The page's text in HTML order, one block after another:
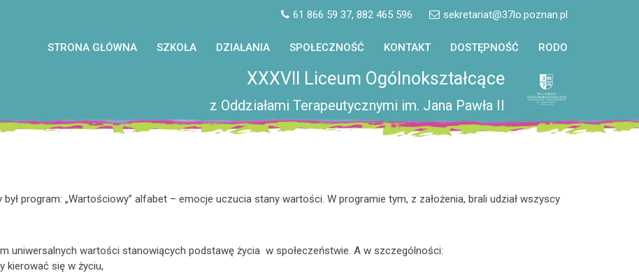
61 866 59 37, 882 465 596 sekretariat@37lo.poznan.pl
STRONA GŁÓWNA SZKOŁA DZIAŁANIA SPOŁECZNOŚĆ KONTAKT DOSTĘPNOŚĆ RODO
XXXVII Liceum Ogólnokształcące
z Oddziałami Terapeutycznymi im. Jana Pawła II
program: „Wartościowy” alfabet – emocje uczucia stany wartości. W programie tym, z założenia, brali udział wszyscy
uniwersalnych wartości stanowiących podstawę życia w społeczeństwie. A w szczególności:
kierować się w życiu,